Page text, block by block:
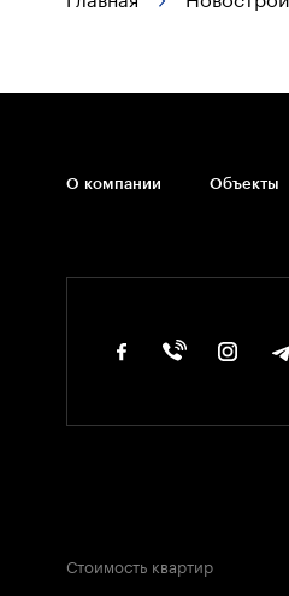
О компании Объекты
Стоимость квартир